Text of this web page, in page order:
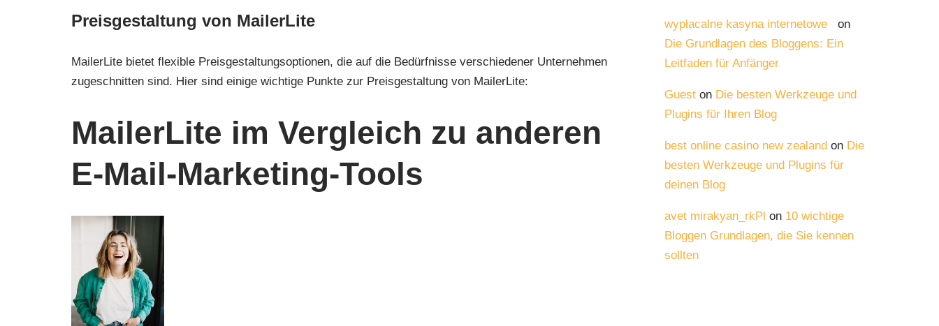
Preisgestaltung von MailerLite
MailerLite bietet flexible Preisgestaltungsoptionen, die auf die Bedürfnisse verschiedener Unternehmen
zugeschnitten sind. Hier sind einige wichtige Punkte zur Preisgestaltung von MailerLite:
MailerLite im Vergleich zu anderen
E-Mail-Marketing-Tools
wypłacalne kasyna internetowe
on
Die Grundlagen des Bloggens: Ein
Leitfaden für Anfänger
Guest on Die besten Werkzeuge und
Plugins für Ihren Blog
best online casino new zealand on Die
besten Werkzeuge und Plugins für
deinen Blog
avet mirakyan_rkPl on 10 wichtige
Bloggen Grundlagen, die Sie kennen
sollten